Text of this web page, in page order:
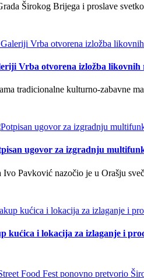
Širokog Brijega i proslave
Vrba otvorena izložba
tradicionalne kulturno-zabavne
ugovor za izgradnju
Pavković nazočio je u Orašju
kućica i lokacija za izlaganje i